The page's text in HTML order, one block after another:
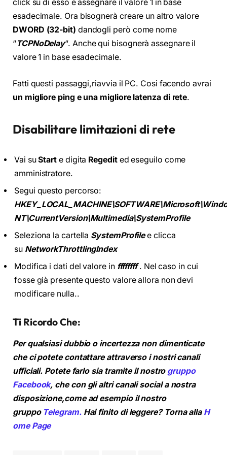
click su di esso e assegnare il valore 1 in base
esadecimale. Ora bisognerà creare un altro valore
DWORD (32-bit) dandogli però come nome
“TCPNoDelay“. Anche qui bisognerà assegnare il
valore 1 in base esadecimale.
Fatti questi passaggi,riavvia il PC. Cosi facendo avrai
un migliore ping e una migliore latenza di rete.
Disabilitare limitazioni di rete
Vai suStart e digita Regedit ed eseguilo come
amministratore.
Segui questo percorso:
NT\CurrentVersion\Multimedia\SystemProfile
Seleziona la cartella SystemProfile e clicca
su NetworkThrottlingIndex
Modifica i dati del valore in ffffffff . Nel caso in cui
fosse già presente questo valore allora non devi
modificare nulla..
Ti Ricordo Che:
Per qualsiasi dubbio o incertezza non dimenticate
che ci potete contattare attraverso i nostri canali
ufficiali. Potete farlo sia tramite il nostro gruppo
Facebook, che con gli altri canali social a nostra
disposizione,come ad esempio il nostro
gruppo Telegram. Hai finito di leggere? Torna alla H
ome Page